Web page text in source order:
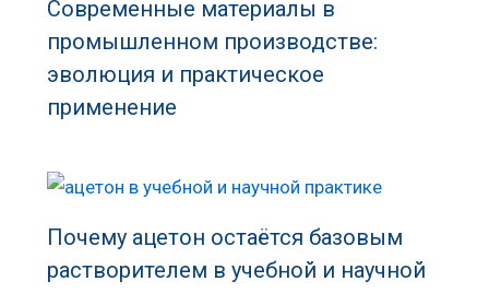
Современные материалы в
промышленном производстве:
эволюция и практическое
применение
Почему ацетон остаётся базовым
растворителем в учебной и научной